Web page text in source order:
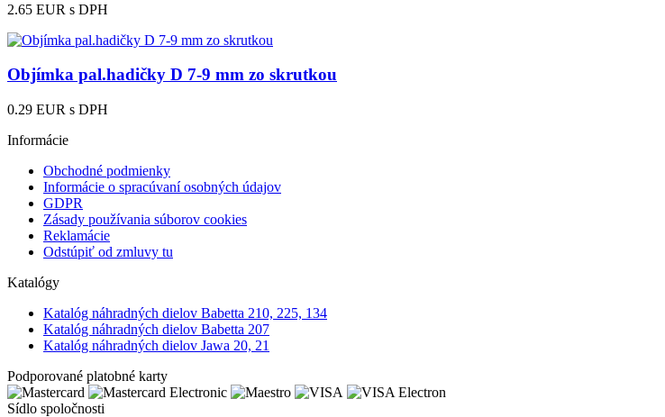
2.65 EUR s DPH
Objímka pal.hadičky D 7-9 mm zo skrutkou
0.29 EUR s DPH
Informácie
Obchodné podmienky
Informácie o spracúvaní osobných údajov
GDPR
Zásady používania súborov cookies
Reklamácie
Odstúpiť od zmluvy tu
Katalógy
Katalóg náhradných dielov Babetta 210, 225, 134
Katalóg náhradných dielov Babetta 207
Katalóg náhradných dielov Jawa 20, 21
Podporované platobné karty
Sídlo spoločnosti